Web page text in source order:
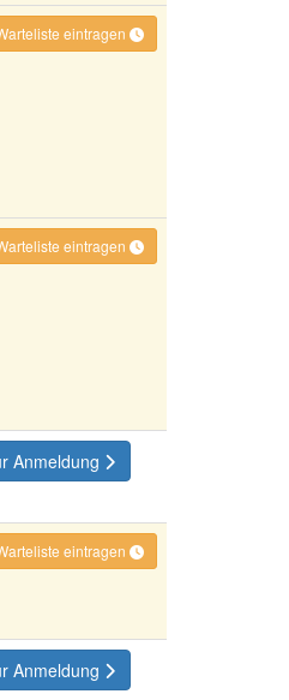
eintragen
eintragen
Anmeldung
eintragen
Anmeldung